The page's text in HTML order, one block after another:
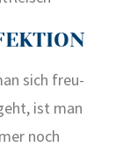
sich freu­
ist man
noch